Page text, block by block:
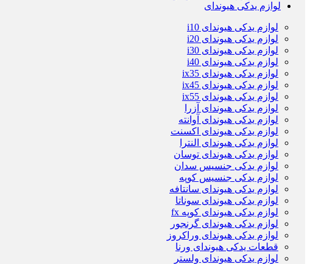
لوازم یدکی هیوندای
لوازم یدکی هیوندای i10
لوازم یدکی هیوندای i20
لوازم یدکی هیوندای i30
لوازم یدکی هیوندای i40
لوازم یدکی هیوندای ix35
لوازم یدکی هیوندای ix45
لوازم یدکی هیوندای ix55
لوازم یدکی هیوندای آزرا
لوازم یدکی هیوندای آوانته
لوازم یدکی هیوندای اکسنت
لوازم یدکی هیوندای النترا
لوازم یدکی هیوندای توسان
لوازم یدکی جنسیس سدان
لوازم یدکی جنسیس کوپه
لوازم یدکی هیوندای سانتافه
لوازم یدکی هیوندای سوناتا
لوازم یدکی هیوندای کوپه fx
لوازم یدکی هیوندای گرنجور
لوازم یدکی هیوندای وراکروز
قطعات یدکی هیوندای ورنا
لوازم یدکی هیوندای ولستر